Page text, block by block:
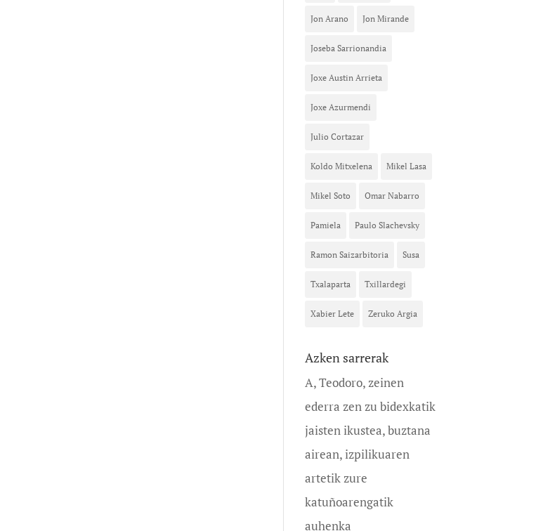
Jon Arano Jon Mirande
Joseba Sarrionandia
Joxe Austin Arrieta
Joxe Azurmendi
Julio Cortazar
Koldo Mitxelena Mikel Lasa
Mikel Soto Omar Nabarro
Pamiela Paulo Slachevsky
Ramon Saizarbitoria Susa
Txalaparta Txillardegi
Xabier Lete Zeruko Argia
Azken sarrerak
A, Teodoro, zeinen
ederra zen zu bidexkatik
jaisten ikustea, buztana
airean, izpilikuaren
artetik zure
katuñoarengatik
auhenka